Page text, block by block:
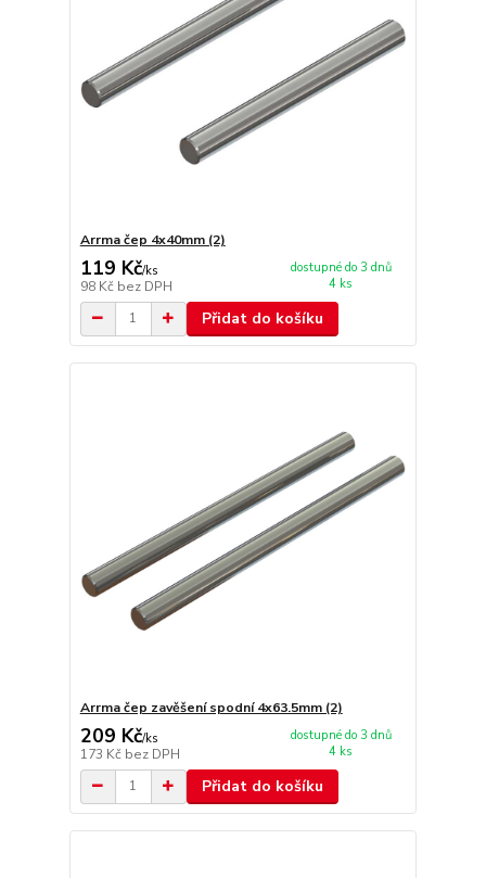
Arrma čep 4x40mm (2)
119 Kč/ks
98 Kč bez DPH
dostupné do 3 dnů
4 ks
Přidat do košíku
Arrma čep zavěšení spodní 4x63.5mm (2)
209 Kč/ks
173 Kč bez DPH
dostupné do 3 dnů
4 ks
Přidat do košíku